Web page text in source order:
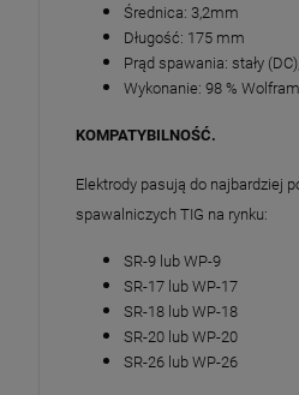
Średnica: 3,2mm
Długość: 175 mm
Prąd spawania: stały
Wykonanie: 98 %
KOMPATYBILNOŚĆ.
Elektrody pasują do najbardziej
spawalniczych TIG na rynku:
SR-9 lub WP-9
SR-17 lub WP-17
SR-18 lub WP-18
SR-20 lub WP-20
SR-26 lub WP-26